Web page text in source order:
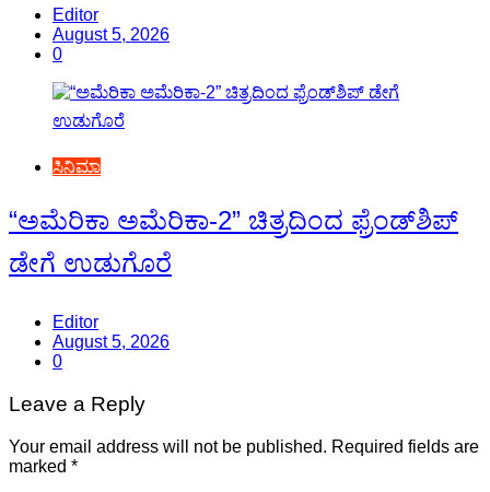
Editor
August 5, 2026
0
ಸಿನಿಮಾ
“ಅಮೆರಿಕಾ ಅಮೆರಿಕಾ-2” ಚಿತ್ರದಿಂದ ಫ್ರೆಂಡ್‍ಶಿಪ್
ಡೇಗೆ ಉಡುಗೊರೆ
Editor
August 5, 2026
0
Leave a Reply
Your email address will not be published. Required fields are
marked *